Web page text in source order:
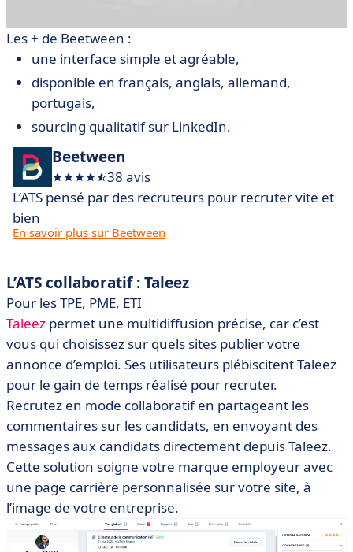
Les + de Beetween :
une interface simple et agréable,
disponible en français, anglais, allemand,
portugais,
sourcing qualitatif sur LinkedIn.
Beetween
38 avis
L’ATS pensé par des recruteurs pour recruter vite et
bien
En savoir plus sur Beetween
L’ATS collaboratif : Taleez
Pour les TPE, PME, ETI
Taleez permet une multidiffusion précise, car c’est
vous qui choisissez sur quels sites publier votre
annonce d’emploi. Ses utilisateurs plébiscitent Taleez
pour le gain de temps réalisé pour recruter.
Recrutez en mode collaboratif en partageant les
commentaires sur les candidats, en envoyant des
messages aux candidats directement depuis Taleez.
Cette solution soigne votre marque employeur avec
une page carrière personnalisée sur votre site, à
l’image de votre entreprise.